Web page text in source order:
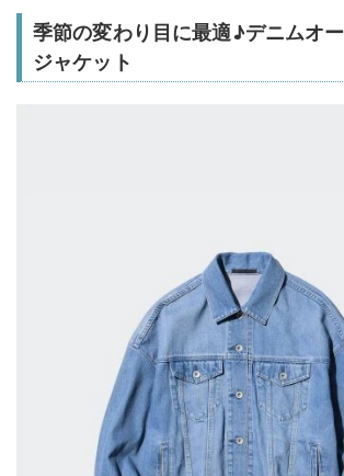
季節の変わり目に最適♪デニムオ
ジャケット